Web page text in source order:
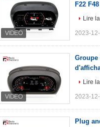
F22
Lire
2023-
Groupe
Lire
2023-
Plug